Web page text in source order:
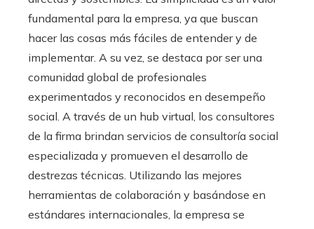
fundamental para la empresa, ya que buscan
hacer las cosas más fáciles de entender y de
implementar. A su vez, se destaca por ser una
comunidad global de profesionales
experimentados y reconocidos en desempeño
social. A través de un hub virtual, los consultores
de la firma brindan servicios de consultoría social
especializada y promueven el desarrollo de
destrezas técnicas. Utilizando las mejores
herramientas de colaboración y basándose en
estándares internacionales, la empresa se